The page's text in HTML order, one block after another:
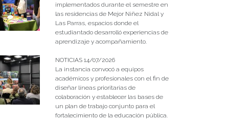
implementados durante el semestre en
las residencias de Mejor Niñez Nidal y
Las Parras, espacios donde el
estudiantado desarrolló experiencias de
aprendizaje y acompañamiento.
NOTICIAS 14/07/2026
La instancia convocó a equipos
académicos y profesionales con el fin de
diseñar líneas prioritarias de
colaboración y establecer las bases de
un plan de trabajo conjunto para el
fortalecimiento de la educación pública.